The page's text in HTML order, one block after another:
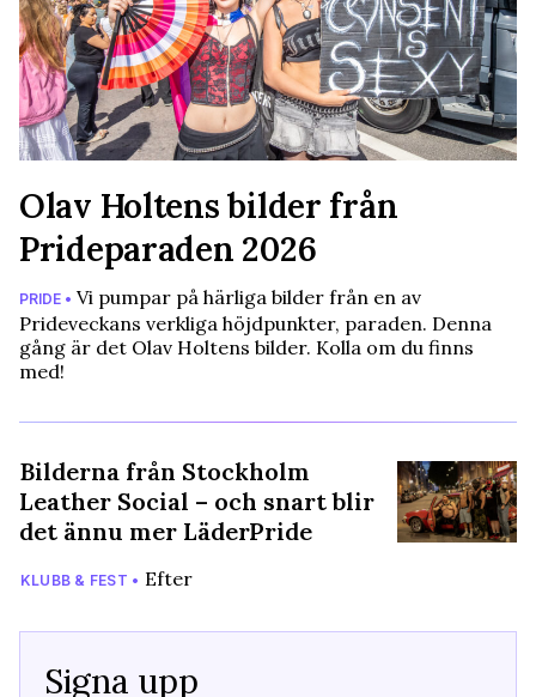
Olav Holtens bilder från
Prideparaden 2026
PRIDE • Vi pumpar på härliga bilder från en av
Prideveckans verkliga höjdpunkter, paraden. Denna
gång är det Olav Holtens bilder. Kolla om du finns
med!
Bilderna från Stockholm
Leather Social – och snart blir
det ännu mer LäderPride
KLUBB & FEST • Efter
Signa upp